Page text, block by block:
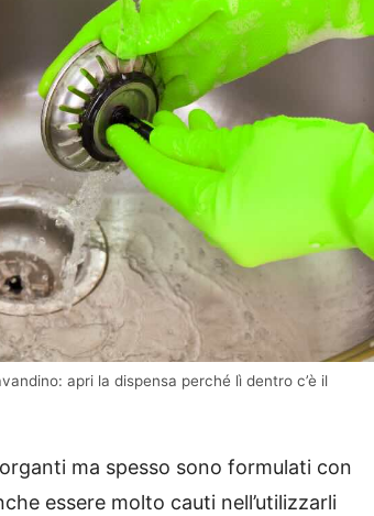
apri la dispensa perché lì dentro c’è il
ma spesso sono formulati con
essere molto cauti nell’utilizzarli